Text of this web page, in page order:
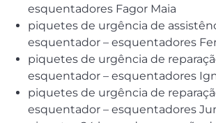
esquentadores Fagor Maia
piquetes de urgência de
esquentador – esquentadores
piquetes de urgência de
esquentador – esquentadores
piquetes de urgência de
esquentador – esquentadores